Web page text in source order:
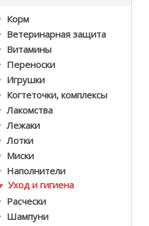
Корм
Ветеринарная защита
Витамины
Переноски
Игрушки
Когтеточки, комплексы
Лакомства
Лежаки
Лотки
Миски
Наполнители
Уход и гигиена
Расчески
Шампуни